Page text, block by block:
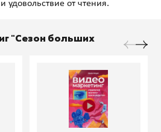
"Сезон больших